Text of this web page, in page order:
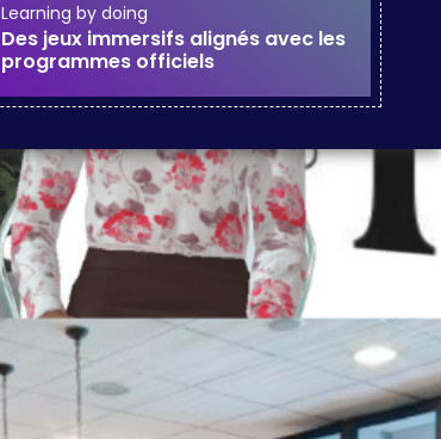
Learning by doing
Des jeux immersifs alignés avec les
programmes officiels